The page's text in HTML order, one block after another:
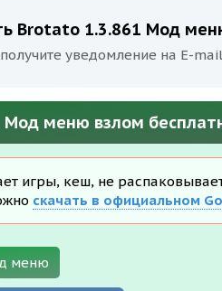
Brotato 1.3.861 Мод
уведомление на E-
Мод меню взлом
игры, кеш, не
скачать в официальном
меню